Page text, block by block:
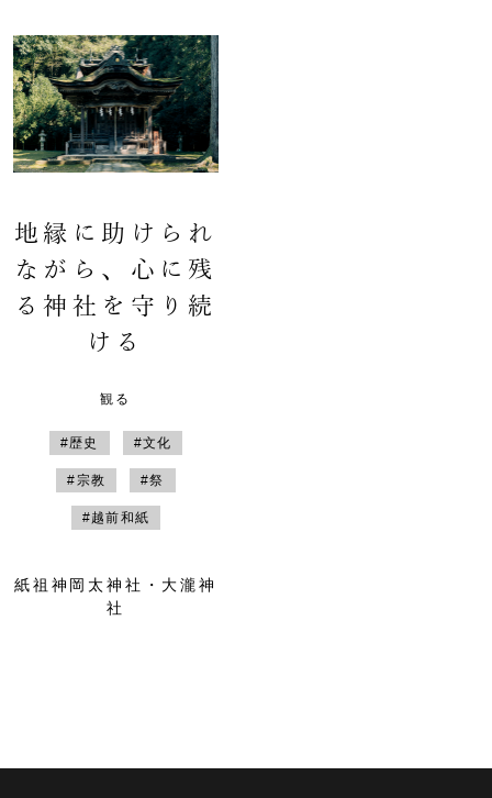
地縁に助けられ
ながら、心に残
る神社を守り続
ける
観る
#歴史 #文化
#宗教 #祭
#越前和紙
紙祖神岡太神社・大瀧神
社